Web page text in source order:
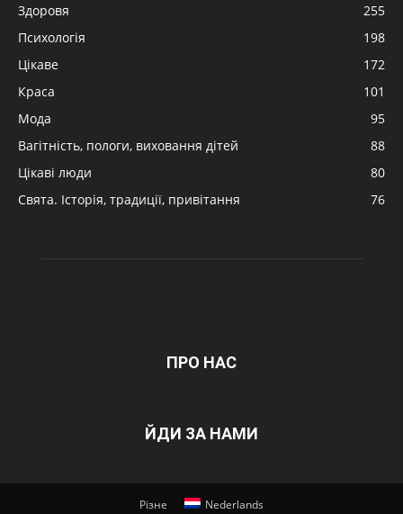
Здоровя
255
Психологія
198
Цікаве
172
Краса
101
Мода
95
Вагітність, пологи, виховання дітей
88
Цікаві люди
80
Свята. Історія, традиції, привітання
76
ПРО НАС
ЙДИ ЗА НАМИ
Різне Nederlands